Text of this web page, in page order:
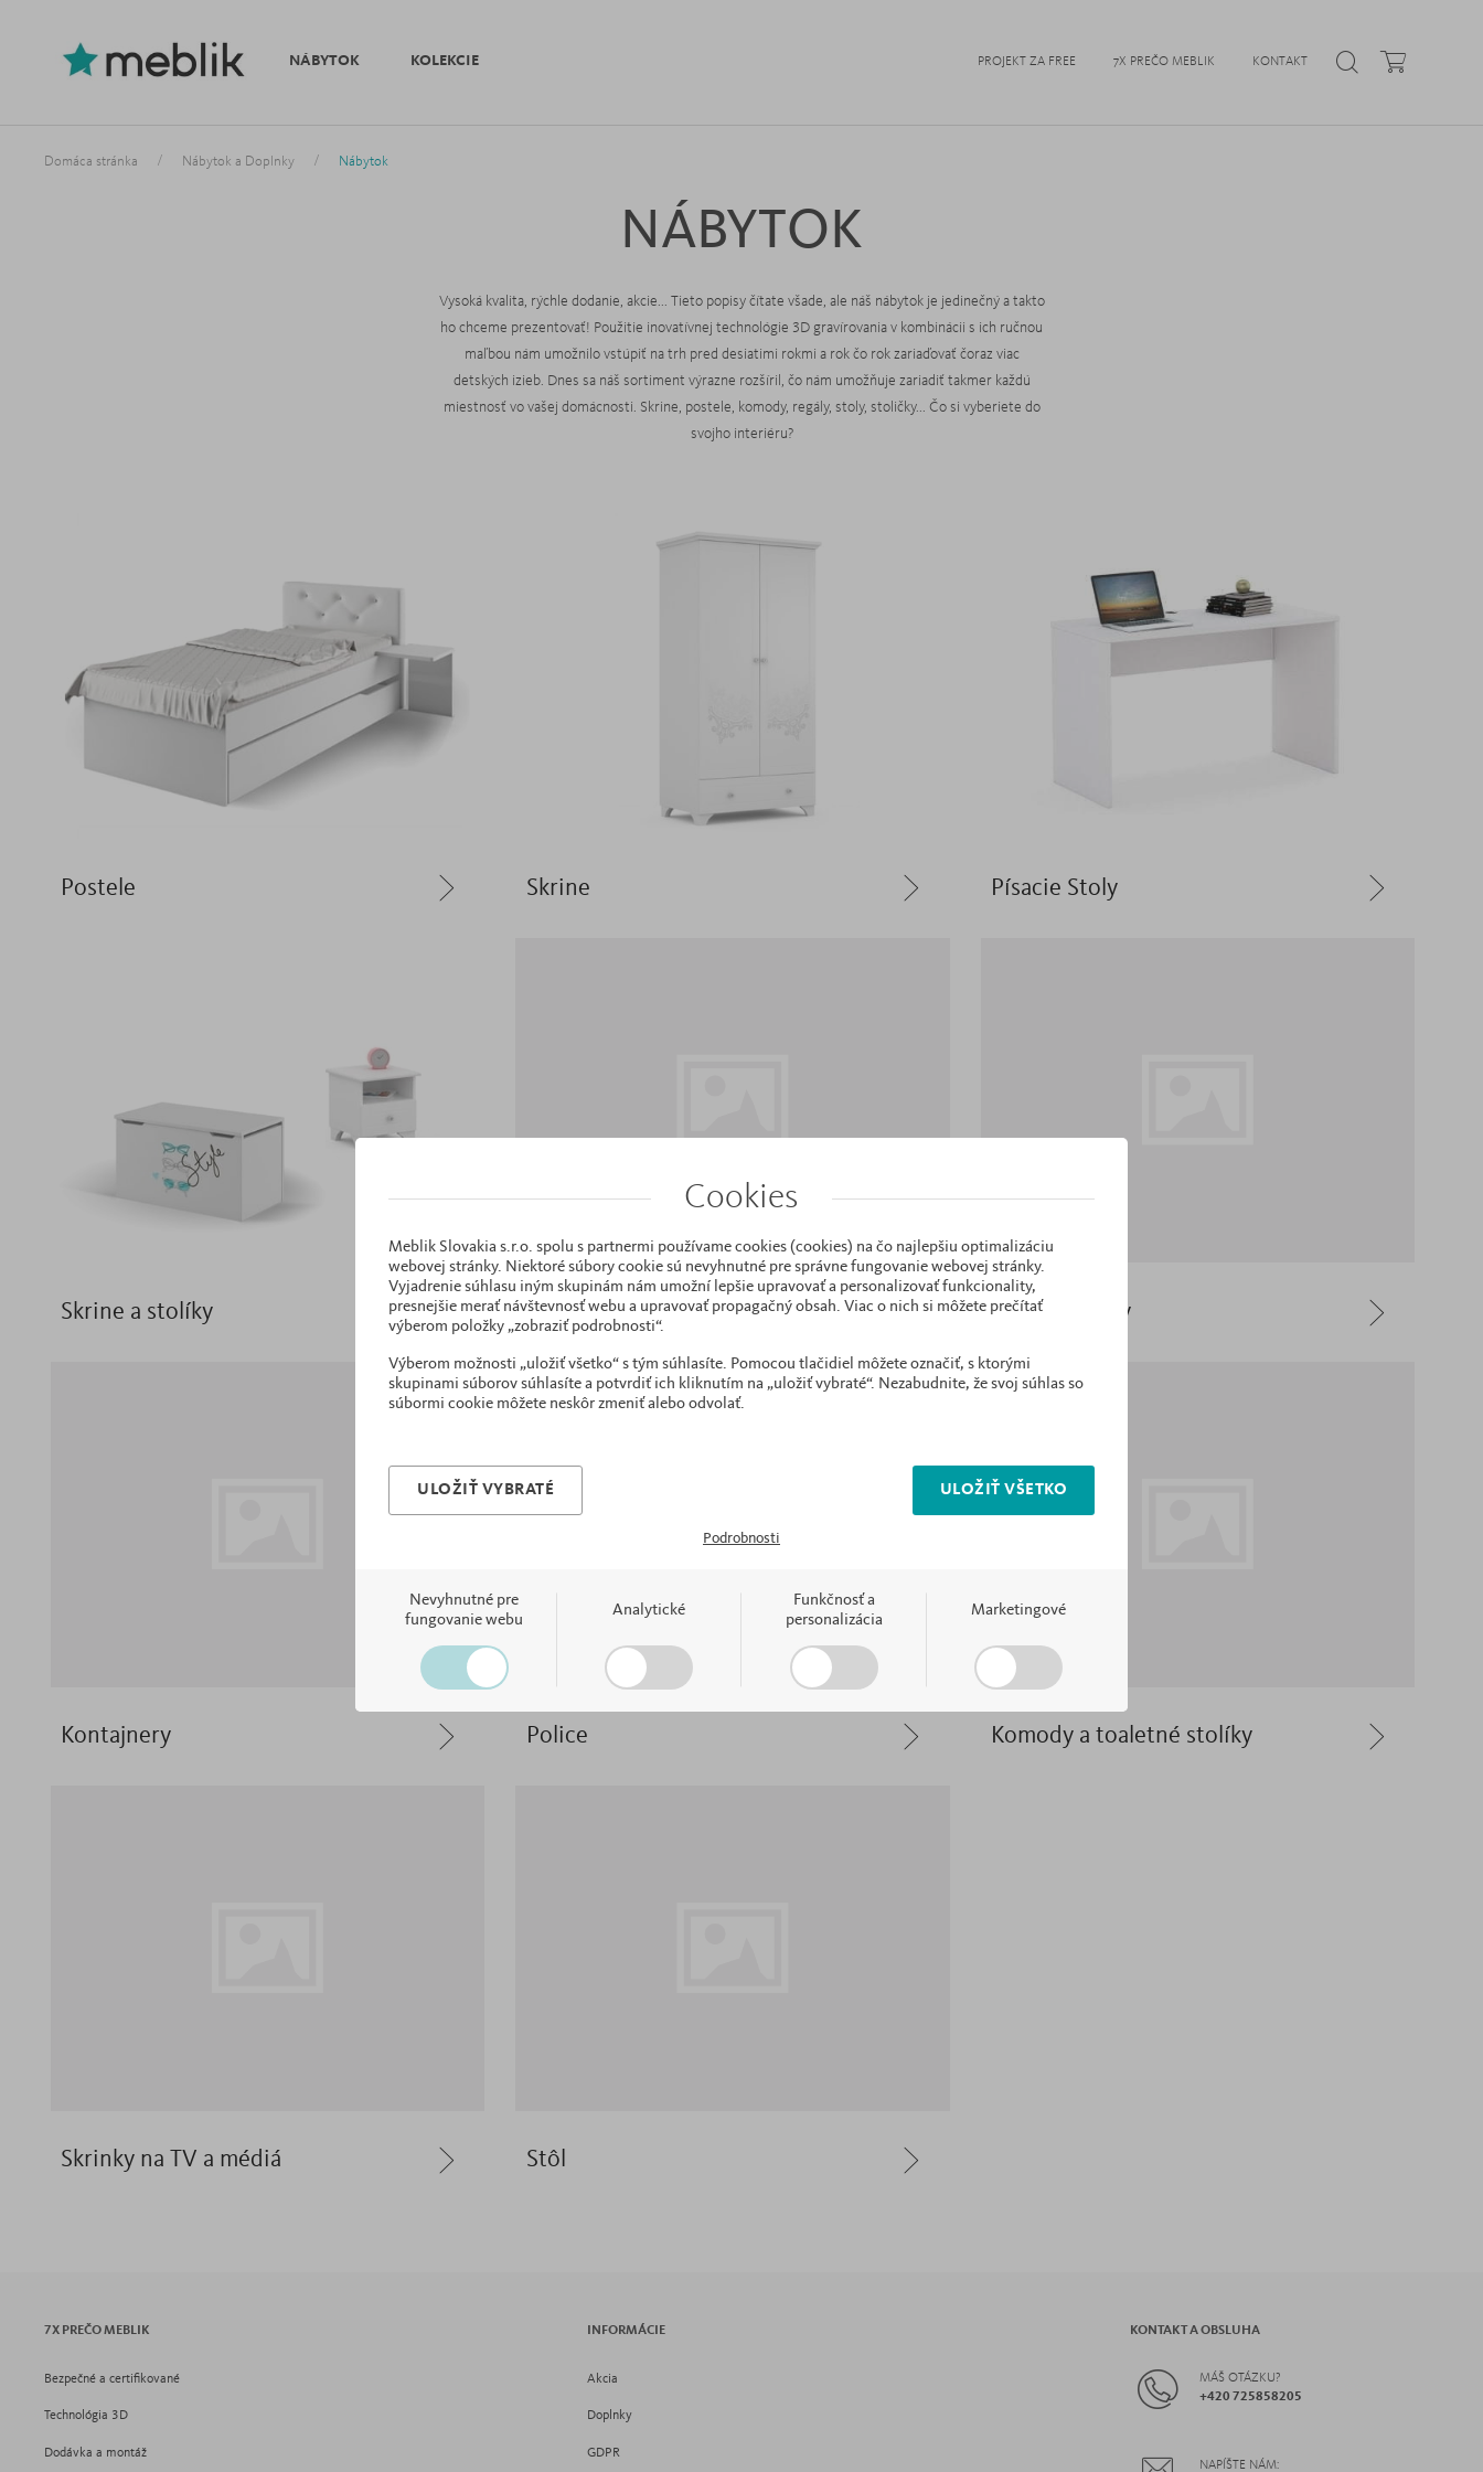
NÁBYTOK KOLEKCIE PROJEKT ZA FREE 7X PREČO MEBLIK KONTAKT
Domáca stránka / Nábytok a Doplnky / Nábytok
NÁBYTOK
Vysoká kvalita, rýchle dodanie, akcie... Tieto popisy čítate všade, ale náš nábytok je jedinečný a takto
ho chceme prezentovať! Použitie inovatívnej technológie 3D gravírovania v kombinácii s ich ručnou
maľbou nám umožnilo vstúpiť na trh pred desiatimi rokmi a rok čo rok zariaďovať čoraz viac
detských izieb. Dnes sa náš sortiment výrazne rozšíril, čo nám umožňuje zariadiť takmer každú
miestnosť vo vašej domácnosti. Skrine, postele, komody, regály, stoly, stoličky... Čo si vyberiete do
svojho interiéru?
Postele Skrine Písacie Stoly
Skrine a stolíky Postieľky Policové diely
Kontajnery Police Komody a toaletné stolíky
Skrinky na TV a médiá Stôl
7X PREČO MEBLIK
Bezpečné a certifikované
Technológia 3D
Dodávka a montáž
INFORMÁCIE
Akcia
Doplnky
GDPR
KONTAKT A OBSLUHA
MÁŠ OTÁZKU?
+420 725858205
NAPÍŠTE NÁM:
Cookies
Meblik Slovakia s.r.o. spolu s partnermi používame cookies (cookies) na čo najlepšiu optimalizáciu
webovej stránky. Niektoré súbory cookie sú nevyhnutné pre správne fungovanie webovej stránky.
Vyjadrenie súhlasu iným skupinám nám umožní lepšie upravovať a personalizovať funkcionality,
presnejšie merať návštevnosť webu a upravovať propagačný obsah. Viac o nich si môžete prečítať
výberom položky „zobraziť podrobnosti“.
Výberom možnosti „uložiť všetko“ s tým súhlasíte. Pomocou tlačidiel môžete označiť, s ktorými
skupinami súborov súhlasíte a potvrdiť ich kliknutím na „uložiť vybraté“. Nezabudnite, že svoj súhlas so
súbormi cookie môžete neskôr zmeniť alebo odvolať.
ULOŽIŤ VYBRATÉ ULOŽIŤ VŠETKO
Podrobnosti
Nevyhnutné pre
fungovanie webu
Analytické
Funkčnosť a
personalizácia
Marketingové